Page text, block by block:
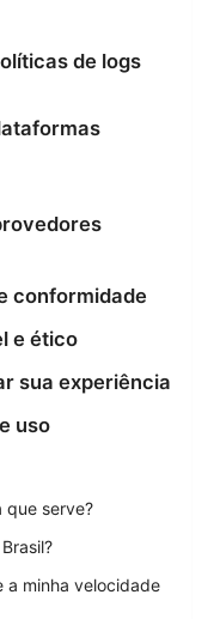
de logs
conformidade
e ético
sua experiência
uso
que serve?
a minha velocidade